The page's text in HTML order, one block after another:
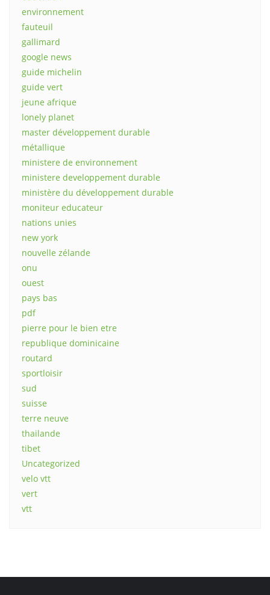
environnement
fauteuil
gallimard
google news
guide michelin
guide vert
jeune afrique
lonely planet
master développement durable
métallique
ministere de environnement
ministere developpement durable
ministère du développement durable
moniteur educateur
nations unies
new york
nouvelle zélande
onu
ouest
pays bas
pdf
pierre pour le bien etre
republique dominicaine
routard
sportloisir
sud
suisse
terre neuve
thailande
tibet
Uncategorized
velo vtt
vert
vtt